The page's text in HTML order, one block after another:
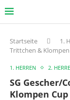
Startseite 1.
Trittchen &
1. HERREN 2.
SG Gescher/
Klompen Cup